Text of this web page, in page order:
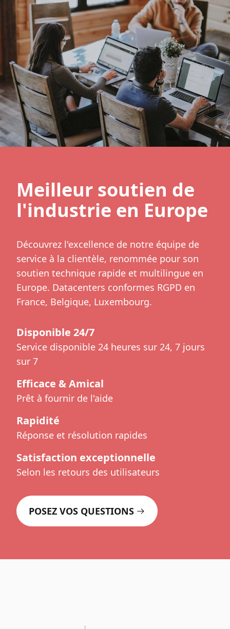
Meilleur soutien de
l'industrie en Europe
Découvrez l'excellence de notre équipe de
service à la clientèle, renommée pour son
soutien technique rapide et multilingue en
Europe. Datacenters conformes RGPD en
France, Belgique, Luxembourg.
Disponible 24/7
Service disponible 24 heures sur 24, 7 jours
sur 7
Efficace & Amical
Prêt à fournir de l'aide
Rapidité
Réponse et résolution rapides
Satisfaction exceptionnelle
Selon les retours des utilisateurs
POSEZ VOS QUESTIONS